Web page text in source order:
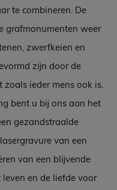
te combineren. De
grafmonumenten weer
zwerfkeien en
zijn door de
zoals ieder mens ook is.
bent u bij ons aan het
gezandstraalde
van een
van een blijvende
en de liefde voor